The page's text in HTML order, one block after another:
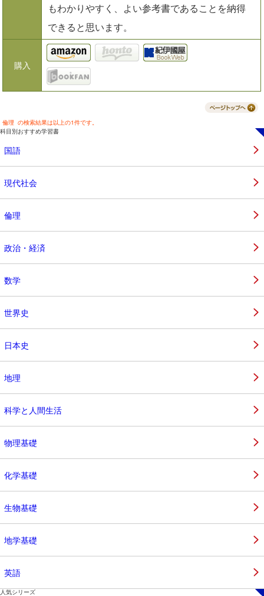
もわかりやすく、よい参考書であることを納得
できると思います。
購入
amazon
倫理 の検索結果は以上の1件です。
科目別おすすめ学習書
国語
現代社会
倫理
政治・経済
数学
世界史
日本史
地理
科学と人間生活
物理基礎
化学基礎
生物基礎
地学基礎
英語
人気シリーズ